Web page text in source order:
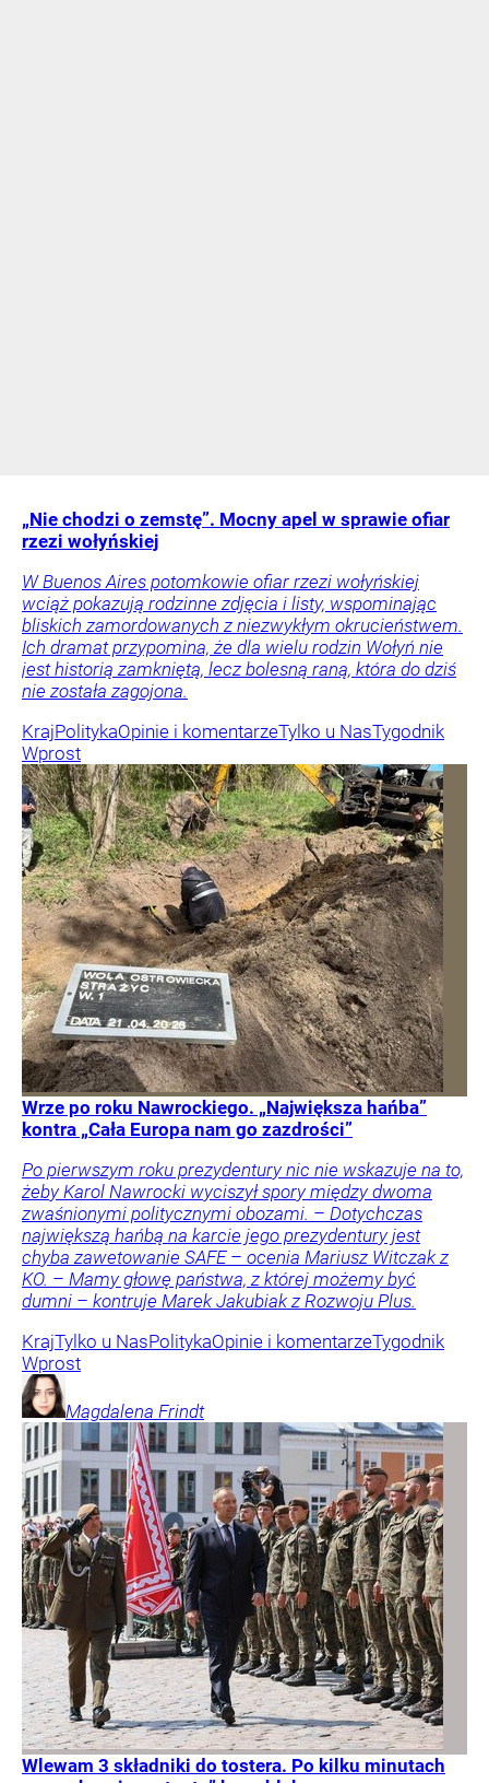
„Nie chodzi o zemstę”. Mocny apel w sprawie ofiar
rzezi wołyńskiej
W Buenos Aires potomkowie ofiar rzezi wołyńskiej
wciąż pokazują rodzinne zdjęcia i listy, wspominając
bliskich zamordowanych z niezwykłym okrucieństwem.
Ich dramat przypomina, że dla wielu rodzin Wołyń nie
jest historią zamkniętą, lecz bolesną raną, która do dziś
nie została zagojona.
KrajPolitykaOpinie i komentarzeTylko u NasTygodnik
Wprost
Wrze po roku Nawrockiego. „Największa hańba”
kontra „Cała Europa nam go zazdrości”
Po pierwszym roku prezydentury nic nie wskazuje na to,
żeby Karol Nawrocki wyciszył spory między dwoma
zwaśnionymi politycznymi obozami. – Dotychczas
największą hańbą na karcie jego prezydentury jest
chyba zawetowanie SAFE – ocenia Mariusz Witczak z
KO. – Mamy głowę państwa, z której możemy być
dumni – kontruje Marek Jakubiak z Rozwoju Plus.
KrajTylko u NasPolitykaOpinie i komentarzeTygodnik
Wprost
Magdalena Frindt
Wlewam 3 składniki do tostera. Po kilku minutach